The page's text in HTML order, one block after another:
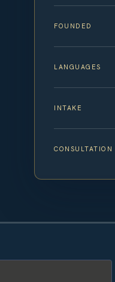
FOUNDED
LANGUAGES
INTAKE
CONSULTATION